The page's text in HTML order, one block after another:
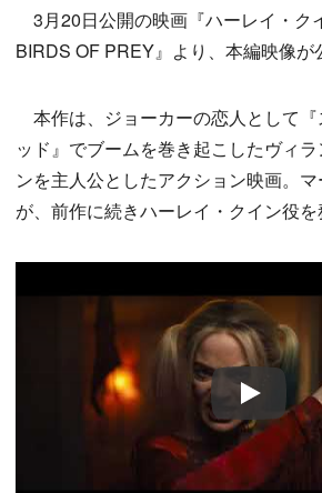
3月20日公開の映画『ハーレイ・ク
BIRDS OF PREY』より、本編映像が
本作は、ジョーカーの恋人として
ッド』でブームを巻き起こしたヴィ
ンを主人公としたアクション映画。
が、前作に続きハーレイ・クイン役を
Play